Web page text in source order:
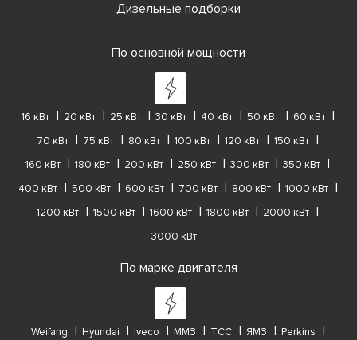
Дизельные подборки
По основной мощности
16 кВт 20 кВт 25 кВт 30 кВт 40 кВт 50 кВт
60 кВт
70 кВт
75 кВт 80 кВт 100 кВт 120 кВт
150 кВт
160 кВт
180 кВт 200 кВт 250 кВт 300 кВт
350 кВт
400 кВт
500 кВт 600 кВт 700 кВт 800 кВт
1000 кВт
1200 кВт
1500 кВт 1600 кВт 1800 кВт
2000 кВт
3000 кВт
По марке двигателя
Weifang Hyundai Iveco ММЗ ТСС ЯМЗ
Perkins